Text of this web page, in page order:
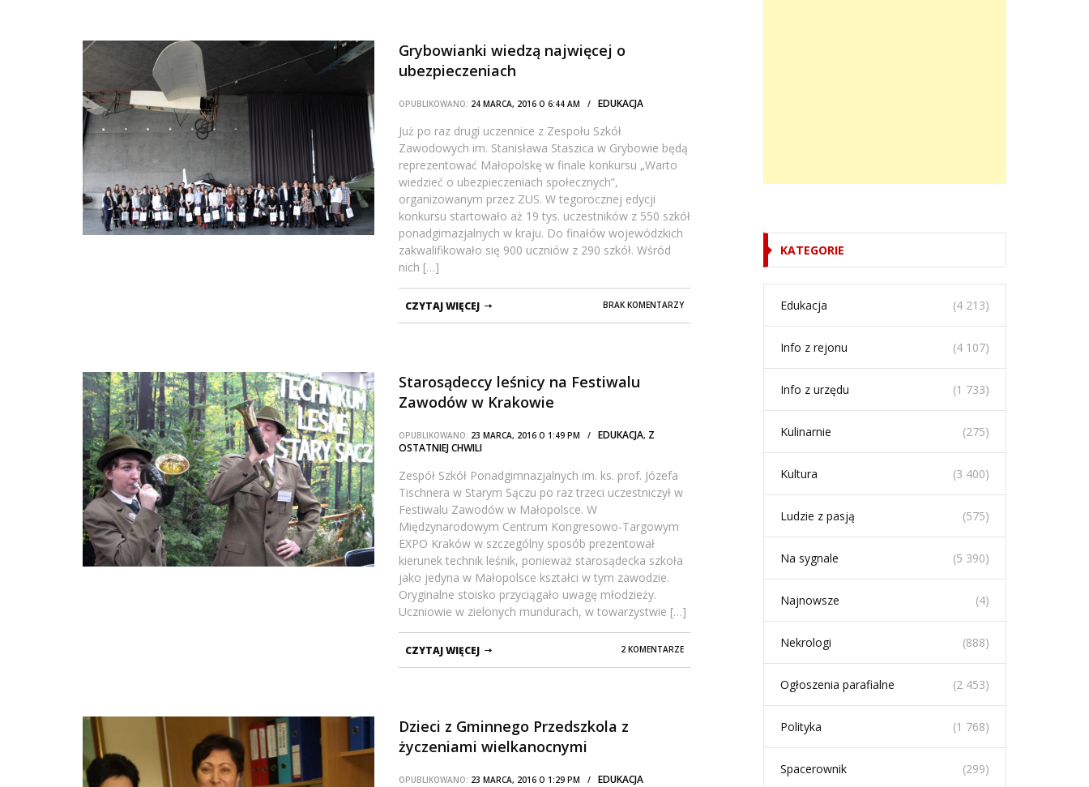
Grybowianki wiedzą najwięcej o
ubezpieczeniach
OPUBLIKOWANO: 24 MARCA, 2016 O 6:44 AM / EDUKACJA
Już po raz drugi uczennice z Zespołu Szkół
Zawodowych im. Stanisława Staszica w Grybowie będą
reprezentować Małopolskę w finale konkursu „Warto
wiedzieć o ubezpieczeniach społecznych”,
organizowanym przez ZUS. W tegorocznej edycji
konkursu startowało aż 19 tys. uczestników z 550 szkół
ponadgimazjalnych w kraju. Do finałów wojewódzkich
zakwalifikowało się 900 uczniów z 290 szkół. Wśród
nich […]
BRAK KOMENTARZY
CZYTAJ WIĘCEJ
Starosądeccy leśnicy na Festiwalu
Zawodów w Krakowie
OPUBLIKOWANO: 23 MARCA, 2016 O 1:49 PM / EDUKACJA, Z
OSTATNIEJ CHWILI
Zespół Szkół Ponadgimnazjalnych im. ks. prof. Józefa
Tischnera w Starym Sączu po raz trzeci uczestniczył w
Festiwalu Zawodów w Małopolsce. W
Międzynarodowym Centrum Kongresowo-Targowym
EXPO Kraków w szczególny sposób prezentował
kierunek technik leśnik, ponieważ starosądecka szkoła
jako jedyna w Małopolsce kształci w tym zawodzie.
Oryginalne stoisko przyciągało uwagę młodzieży.
Uczniowie w zielonych mundurach, w towarzystwie […]
2 KOMENTARZE
CZYTAJ WIĘCEJ
Dzieci z Gminnego Przedszkola z
życzeniami wielkanocnymi
OPUBLIKOWANO: 23 MARCA, 2016 O 1:29 PM / EDUKACJA
KATEGORIE
Edukacja (4 213)
Info z rejonu (4 107)
Info z urzędu (1 733)
Kulinarnie (275)
Kultura (3 400)
Ludzie z pasją (575)
Na sygnale (5 390)
Najnowsze (4)
Nekrologi (888)
Ogłoszenia parafialne (2 453)
Polityka (1 768)
Spacerownik (299)